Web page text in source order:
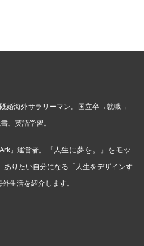
婚海外サラリーマン。国立卒→就職→
、英語学習。
」運営者。
『人生に夢を。』をモッ
ありたい自分になる「人生をデザインす
生活を紹介します。